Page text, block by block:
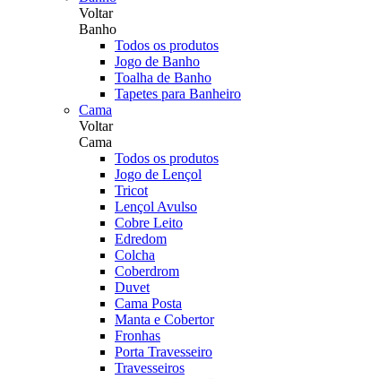
Voltar
Banho
Todos os produtos
Jogo de Banho
Toalha de Banho
Tapetes para Banheiro
Cama
Voltar
Cama
Todos os produtos
Jogo de Lençol
Tricot
Lençol Avulso
Cobre Leito
Edredom
Colcha
Coberdrom
Duvet
Cama Posta
Manta e Cobertor
Fronhas
Porta Travesseiro
Travesseiros